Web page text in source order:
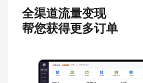
全渠道流量变现
帮您获得更多订单